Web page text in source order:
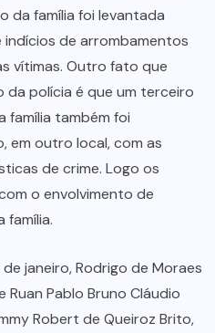
da família foi levantada
de arrombamentos
vítimas. Outro fato que
da polícia é que um terceiro
família também foi
em outro local, com as
de crime. Logo os
o envolvimento de
família.
janeiro, Rodrigo de Moraes
Ruan Pablo Bruno Cláudio
Robert de Queiroz Brito,